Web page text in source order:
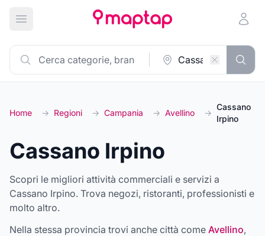
Apri menu principale
Home → Regioni → Campania → Avellino →
Cassano
Irpino
Cassano Irpino
Scopri le migliori attività commerciali e servizi a
Cassano Irpino. Trova negozi, ristoranti, professionisti e
molto altro.
Nella stessa provincia trovi anche città come Avellino,